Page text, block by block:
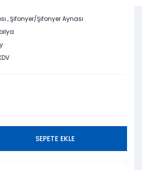
,Şifonyer/Şifonyer Aynası
SEPETE EKLE